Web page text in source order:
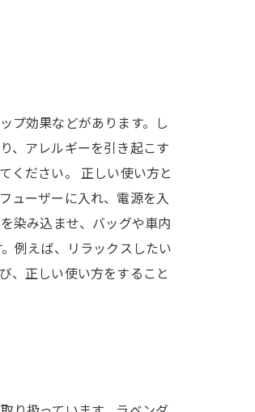
プ効果などがあります。し
、アレルギーを引き起こす
ください。 正しい使い方と
ューザーに入れ、電源を入
染み込ませ、バッグや車内
例えば、リラックスしたい
、正しい使い方をすること